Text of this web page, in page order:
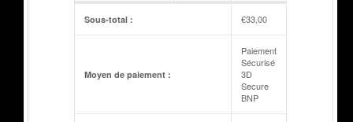
Sous-total : €33,00
Moyen de paiement :
Paiement
Sécurisé
3D
Secure
BNP